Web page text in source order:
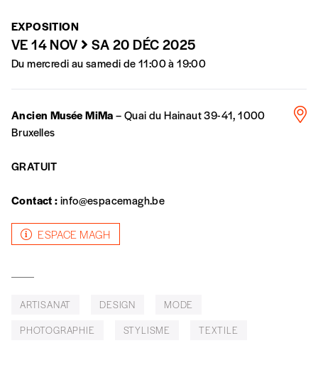
Vos coordonnées
Prénom*
Nom
TVA
Téléphone
EXPOSITION
VE 14 NOV SA 20 DÉC 2025
Du mercredi au samedi de 11:00 à 19:00
Ancien Musée MiMa– Quai du Hainaut 39-41, 1000
Bruxelles
GRATUIT
Contact :info@espacemagh.be
ESPACE MAGH
ARTISANAT DESIGN
MODE
PHOTOGRAPHIE
STYLISME TEXTILE